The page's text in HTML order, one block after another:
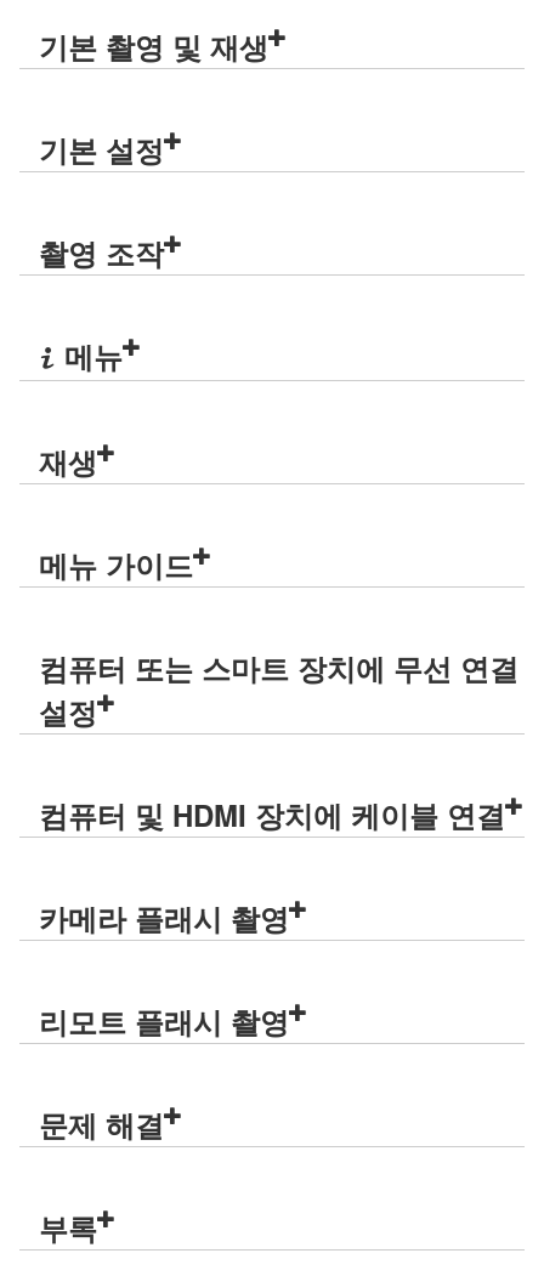
기본 촬영 및 재생
기본 설정
촬영 조작
i 메뉴
재생
메뉴 가이드
컴퓨터 또는 스마트 장치에 무선 연결
설정
컴퓨터 및 HDMI 장치에 케이블 연결
카메라 플래시 촬영
리모트 플래시 촬영
문제 해결
부록